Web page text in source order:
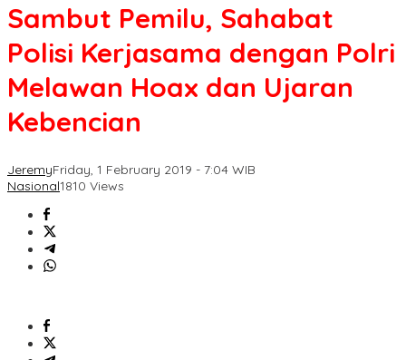
Sambut Pemilu, Sahabat
Polisi Kerjasama dengan Polri
Melawan Hoax dan Ujaran
Kebencian
JeremyFriday, 1 February 2019 - 7:04 WIB
Nasional1810 Views